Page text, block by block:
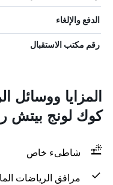
الدفع والإلغاء
رقم مكتب الاستقبال
المزايا ووسائل
كوك لونج بيتش
شاطىء خاص
مرافق الرياضات